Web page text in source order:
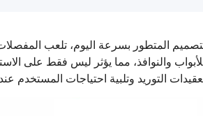
المتطور بسرعة اليوم، تلعب
والنوافذ، مما يؤثر ليس فقط على
التوريد وتلبية احتياجات المستخدم